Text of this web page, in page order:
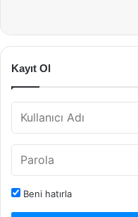
Kayıt Ol
Beni hatırla